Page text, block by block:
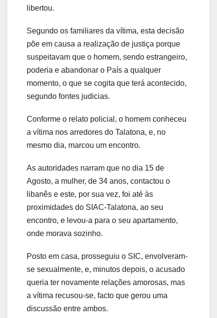
libertou.
Segundo os familiares da vítima, esta decisão
põe em causa a realização de justiça porque
suspeitavam que o homem, sendo estrangeiro,
poderia e abandonar o País a qualquer
momento, o que se cogita que terá acontecido,
segundo fontes judicias.
Conforme o relato policial, o homem conheceu
a vítima nos arredores do Talatona, e, no
mesmo dia, marcou um encontro.
As autoridades narram que no dia 15 de
Agosto, a mulher, de 34 anos, contactou o
libanês e este, por sua vez, foi até às
proximidades do SIAC-Talatona, ao seu
encontro, e levou-a para o seu apartamento,
onde morava sozinho.
Posto em casa, prosseguiu o SIC, envolveram-
se sexualmente, e, minutos depois, o acusado
queria ter novamente relações amorosas, mas
a vítima recusou-se, facto que gerou uma
discussão entre ambos.